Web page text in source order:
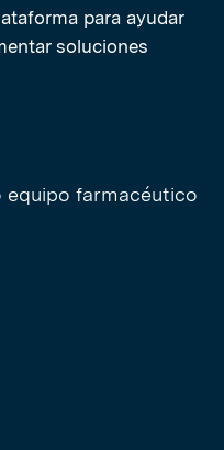
para ayudar
soluciones